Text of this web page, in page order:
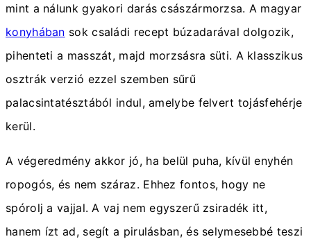
mint a nálunk gyakori darás császármorzsa. A magyar
konyhában sok családi recept búzadarával dolgozik,
pihenteti a masszát, majd morzsásra süti. A klasszikus
osztrák verzió ezzel szemben sűrű
palacsintatésztából indul, amelybe felvert tojásfehérje
kerül.
A végeredmény akkor jó, ha belül puha, kívül enyhén
ropogós, és nem száraz. Ehhez fontos, hogy ne
spórolj a vajjal. A vaj nem egyszerű zsiradék itt,
hanem ízt ad, segít a pirulásban, és selymesebbé teszi